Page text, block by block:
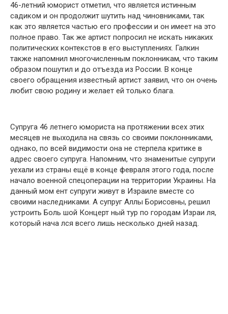
46-летний юморист отметил, что является истинным
садиком и он продолжит шутить над чиновниками, так
как это является частью его профессии и он имеет на это
полное право. Так же артист попросил не искать никаких
политических контекстов в его выступлениях. Галкин
также напомнил многочисленным поклонникам, что таким
образом пошутил и до отъезда из России. В конце
своего обращения известный артист заявил, что он очень
любит свою родину и желает ей только блага.
Супруга 46 летнего юмориста на протяжении всех этих
месяцев не выходила на связь со своими поклонниками,
однако, по всей видимости она не стерпела критике в
адрес своего супруга. Напомним, что знаменитые супруги
уехали из страны ещё в конце февраля этого года, после
начало военной спецоперации на территории Украины. На
данный мом ент супруги живут в Израиле вместе со
своими наследниками. А супруг Аллы Борисовны, решил
устроить Боль шой Концерт ный тур по городам Израи ля,
который нача лся всего лишь несколько дней назад.